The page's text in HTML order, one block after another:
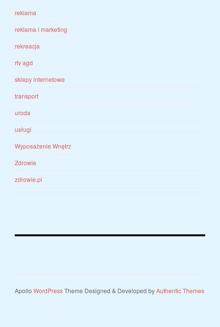
reklama
reklama i marketing
rekreacja
rtv agd
sklepy internetowe
transport
uroda
usługi
Wyposażenie Wnętrz
Zdrowie
zdrowie.pl
Apollo WordPressTheme Designed & Developed byAuthentic Themes